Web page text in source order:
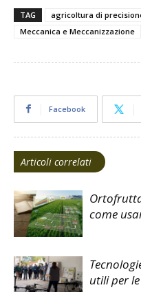
TAG agricoltura di
Meccanica e Meccanizzazione
Facebook
Articoli correlati
come
utili per